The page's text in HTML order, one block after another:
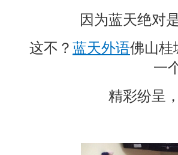
因为蓝天绝对
这不？ 蓝天外语佛山桂
一
精彩纷呈